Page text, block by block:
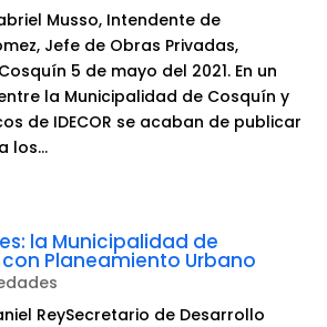
Musso, Intendente de
Jefe de Obras Privadas,
5 de mayo del 2021. En un
la Municipalidad de Cosquín y
de IDECOR se acaban de publicar
los...
la Municipalidad de
Planeamiento Urbano
ReySecretario de Desarrollo